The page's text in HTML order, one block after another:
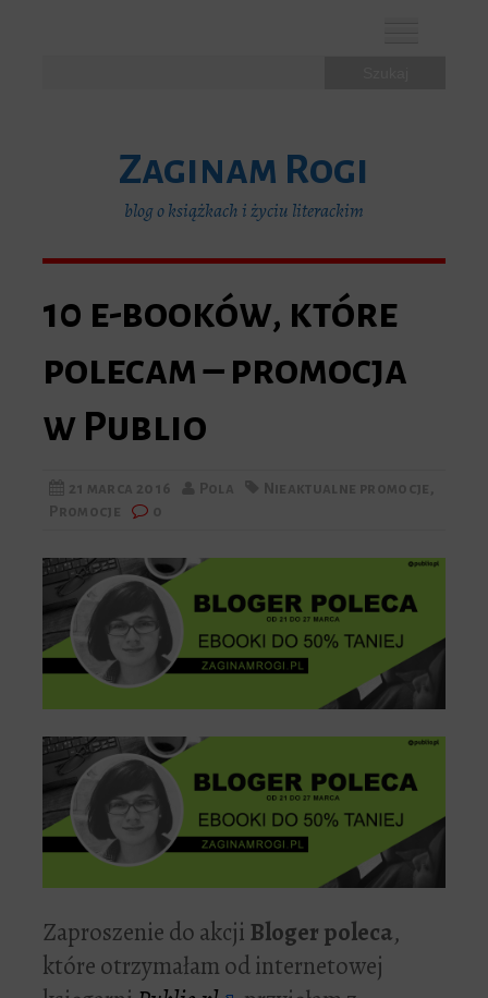
Zaginam Rogi
blog o książkach i życiu literackim
g
r
a
t
t
e
r
e
b
o
o
k
10 e-booków, które
polecam – promocja
w Publio
Zaproszenie do akcjiBloger poleca,
które otrzymałam od internetowej